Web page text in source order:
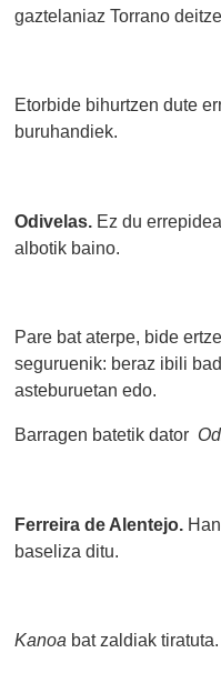
gaztelaniaz Torrano
Etorbide bihurtzen dute
buruhandiek.
Odivelas. Ez du
albotik baino.
Pare bat aterpe, bide
seguruenik: beraz ibili
asteburuetan edo.
Barragen batetik dator
Ferreira de Alentejo.
baseliza ditu.
Kanoa bat zaldiak tiratuta.